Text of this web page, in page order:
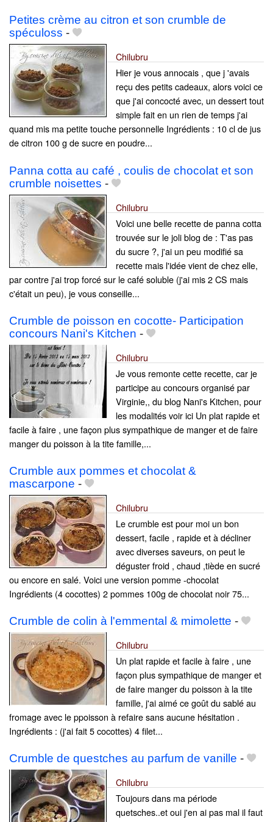
Petites crème au citron et son crumble de
spéculoss -
Chilubru
Hier je vous annocais , que j 'avais
reçu des petits cadeaux, alors voici ce
que j'ai concocté avec, un dessert tout
simple fait en un rien de temps j'ai
quand mis ma petite touche personnelle Ingrédients : 10 cl de jus
de citron 100 g de sucre en poudre...
Panna cotta au café , coulis de chocolat et son
crumble noisettes -
Chilubru
Voici une belle recette de panna cotta
trouvée sur le joli blog de : T'as pas
du sucre ?, j'ai un peu modifié sa
recette mais l'idée vient de chez elle,
par contre j'ai trop forcé sur le café soluble (j'ai mis 2 CS mais
c'était un peu), je vous conseille...
Crumble de poisson en cocotte- Participation
concours Nani's Kitchen -
Chilubru
Je vous remonte cette recette, car je
participe au concours organisé par
Virginie,, du blog Nani's Kitchen, pour
les modalités voir ici Un plat rapide et
facile à faire , une façon plus sympathique de manger et de faire
manger du poisson à la tite famille,...
Crumble aux pommes et chocolat &
mascarpone -
Chilubru
Le crumble est pour moi un bon
dessert, facile , rapide et à décliner
avec diverses saveurs, on peut le
déguster froid , chaud ,tiède en sucré
ou encore en salé. Voici une version pomme -chocolat
Ingrédients (4 cocottes) 2 pommes 100g de chocolat noir 75...
Crumble de colin à l'emmental & mimolette -
Chilubru
Un plat rapide et facile à faire , une
façon plus sympathique de manger et
de faire manger du poisson à la tite
famille, j'ai aimé ce goût du sablé au
fromage avec le ppoisson à refaire sans aucune hésitation .
Ingrédients : (j'ai fait 5 cocottes) 4 filet...
Crumble de questches au parfum de vanille -
Chilubru
Toujours dans ma période
quetsches..et oui j'en ai pas mal il faut